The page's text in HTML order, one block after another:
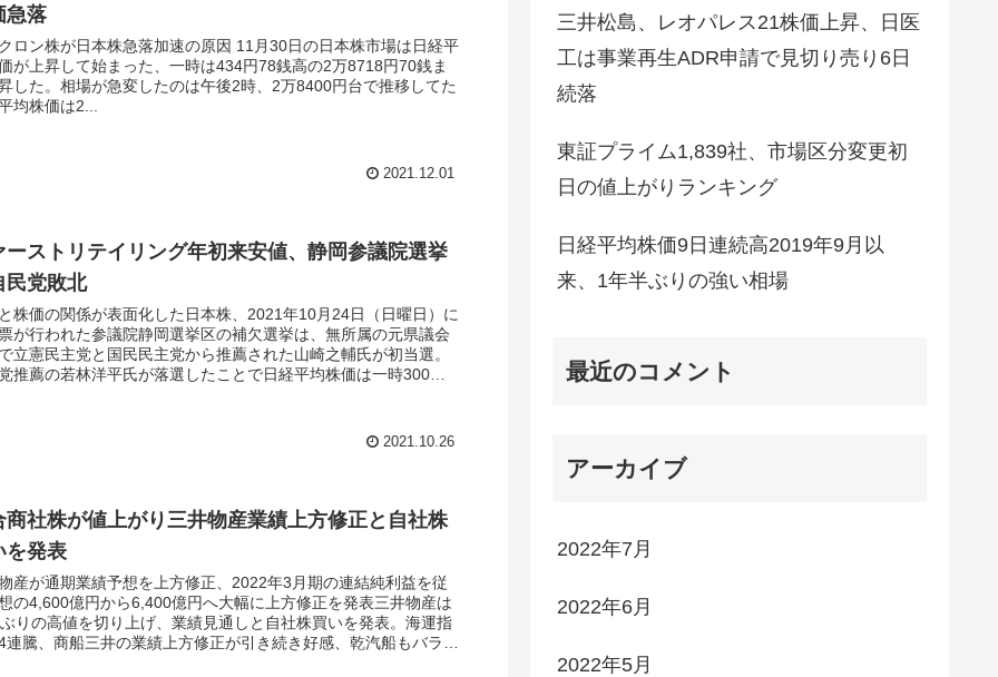
急落
株が日本株急落加速の原因 11月30日の日本株市場は日経平
が上昇して始まった、一時は434円78銭高の2万8718円70銭ま
した。相場が急変したのは午後2時、2万8400円台で推移してた
均株価は2...
2021.12.01
ーストリテイリング年初来安値、静岡参議院選挙
民党敗北
株価の関係が表面化した日本株、2021年10月24日（日曜日）に
が行われた参議院静岡選挙区の補欠選挙は、無所属の元県議会
立憲民主党と国民民主党から推薦された山崎之輔氏が初当選。
推薦の若林洋平氏が落選したことで日経平均株価は一時300円
2021.10.26
商社株が値上がり三井物産業績上方修正と自社株
を発表
産が通期業績予想を上方修正、2022年3月期の連結純利益を従
の4,600億円から6,400億円へ大幅に上方修正を発表三井物産は
りの高値を切り上げ、業績見通しと自社株買いを発表。海運指
連騰、商船三井の業績上方修正が引き続き好感、乾汽船もバラ積
三井松島、レオパレス21株価上昇、日医
工は事業再生ADR申請で見切り売り6日
続落
東証プライム1,839社、市場区分変更初
日の値上がりランキング
日経平均株価9日連続高2019年9月以
来、1年半ぶりの強い相場
最近のコメント
アーカイブ
2022年7月
2022年6月
2022年5月